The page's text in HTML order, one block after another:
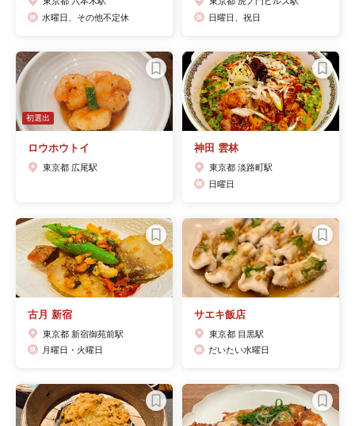
水曜日、その他不定休
日曜日、祝日
初選出
ロウホウトイ
東京都 広尾駅
神田 雲林
東京都 淡路町駅
日曜日
古月 新宿
東京都 新宿御苑前駅
月曜日・火曜日
サエキ飯店
東京都 目黒駅
だいたい水曜日